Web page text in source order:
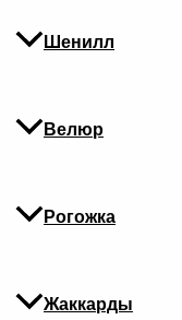
Шенилл
Велюр
Рогожка
Жаккарды